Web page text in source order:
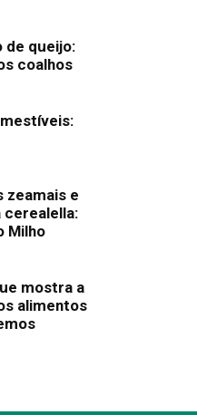
de queijo:
coalhos
zeamais e
Milho
mostra a
alimentos